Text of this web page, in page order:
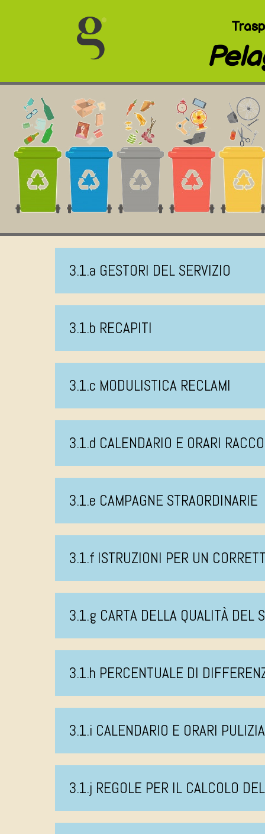
3.1.a GESTORI DEL SERVIZIO
3.1.b RECAPITI
3.1.c MODULISTICA RECLAMI
3.1.d CALENDARIO E ORARI
3.1.e CAMPAGNE STRAORDINARIE
3.1.f ISTRUZIONI PER UN
3.1.g CARTA DELLA QUALITÀ DEL
3.1.h PERCENTUALE DI
3.1.i CALENDARIO E ORARI
3.1.j REGOLE PER IL CALCOLO